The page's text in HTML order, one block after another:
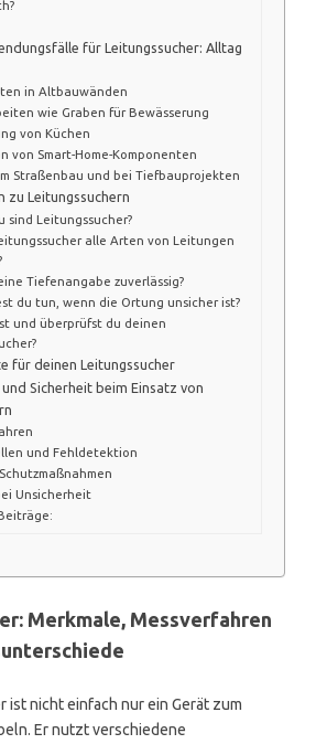
für Leitungssucher: Alltag
in Altbauwänden
wie Graben für Bewässerung
von Küchen
von Smart-Home-Komponenten
Straßenbau und bei Tiefbauprojekten
zu Leitungssuchern
sind Leitungssucher?
alle Arten von Leitungen
Tiefenangabe zuverlässig?
du tun, wenn die Ortung unsicher ist?
und überprüfst du deinen
für deinen Leitungssucher
Sicherheit beim Einsatz von
und Fehldetektion
Unsicherheit
Merkmale, Messverfahren
ist nicht einfach nur ein Gerät zum
Er nutzt verschiedene